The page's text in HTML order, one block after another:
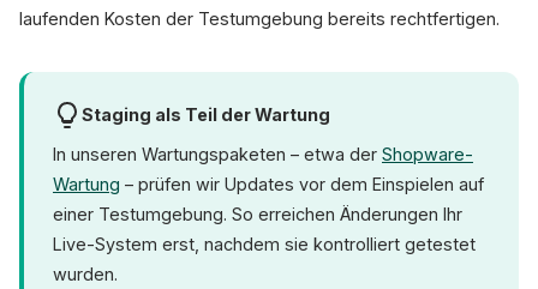
laufenden Kosten der Testumgebung bereits rechtfertigen.
Staging als Teil der Wartung
In unseren Wartungspaketen – etwa der Shopware-
Wartung – prüfen wir Updates vor dem Einspielen auf
einer Testumgebung. So erreichen Änderungen Ihr
Live-System erst, nachdem sie kontrolliert getestet
wurden.